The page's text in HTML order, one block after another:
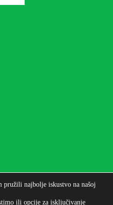
najbolje iskustvo na našoj
ili opcije za isključivanje